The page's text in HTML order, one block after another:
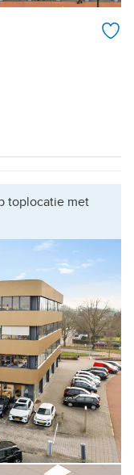
toplocatie met